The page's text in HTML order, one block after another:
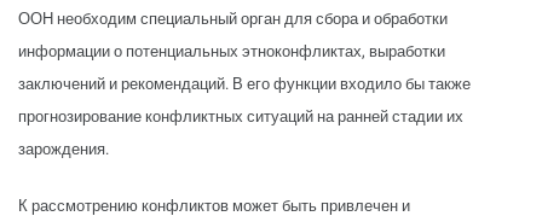
ООН необходим специальный орган для сбора и обработки
информации о потенциальных этноконфликтах, выработки
заключений и рекомендаций. В его функции входило бы также
прогнозирование конфликтных ситуаций на ранней стадии их
зарождения.
К рассмотрению конфликтов может быть привлечен и